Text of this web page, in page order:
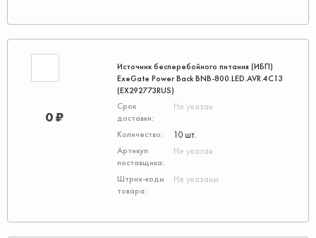
Источник бесперебойного питания (ИБП)
ExeGate Power Back BNB-800.LED.AVR.4C13
(EX292773RUS)
Не указан
10 шт.
Не указан
Не указаны
0 ₽